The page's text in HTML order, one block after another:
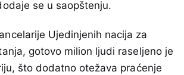
se u saopštenju.
Ujedinjenih nacija za
gotovo milion ljudi raseljeno je
što dodatno otežava praćenje